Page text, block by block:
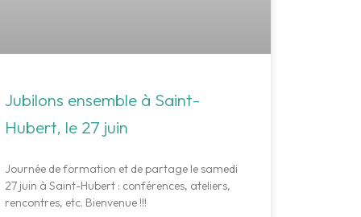
Jubilons ensemble à Saint-
Hubert, le 27 juin
Journée de formation et de partage le samedi
27 juin à Saint-Hubert : conférences, ateliers,
rencontres, etc. Bienvenue !!!